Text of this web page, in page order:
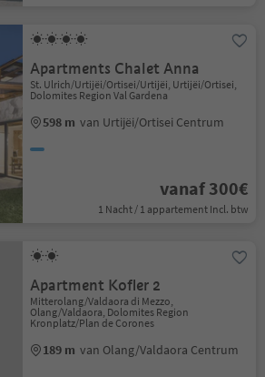
Apartments Chalet Anna
St. Ulrich/Urtijëi/Ortisei/Urtijëi, Urtijëi/Ortisei,
Dolomites Region Val Gardena
598 m van Urtijëi/Ortisei Centrum
vanaf 300€
1 Nacht / 1 appartement Incl. btw
Apartment Kofler 2
Mitterolang/Valdaora di Mezzo,
Olang/Valdaora, Dolomites Region
Kronplatz/Plan de Corones
189 m van Olang/Valdaora Centrum